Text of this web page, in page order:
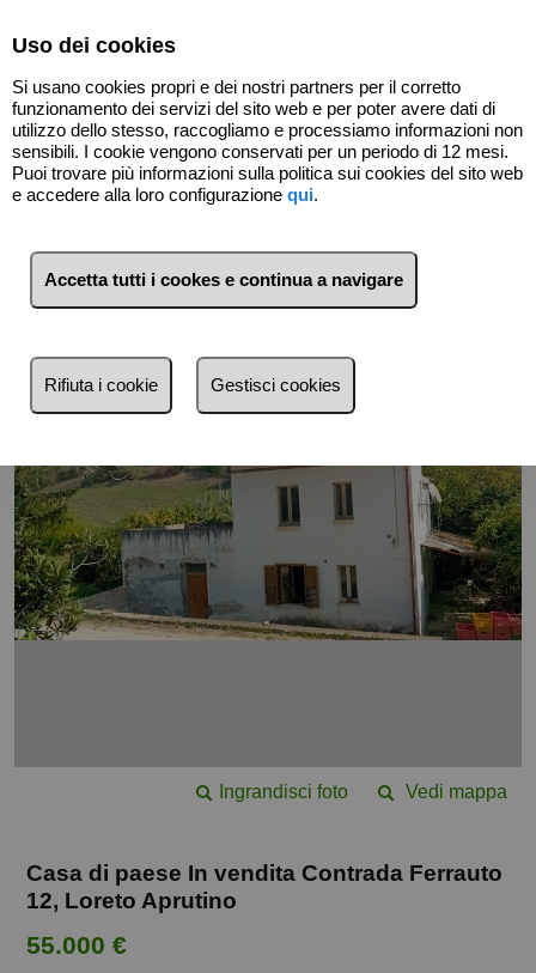
Indietro
Vedi mappa
Ingrandisci foto
Casa di paese In vendita Contrada Ferrauto
12, Loreto Aprutino
55.000 €
Uso dei cookies
Si usano cookies propri e dei nostri partners per il corretto
funzionamento dei servizi del sito web e per poter avere dati di
utilizzo dello stesso, raccogliamo e processiamo informazioni non
sensibili. I cookie vengono conservati per un periodo di 12 mesi.
Puoi trovare più informazioni sulla politica sui cookies del sito web
e accedere alla loro configurazione qui.
Accetta tutti i cookes e continua a navigare
Rifiuta i cookie Gestisci cookies